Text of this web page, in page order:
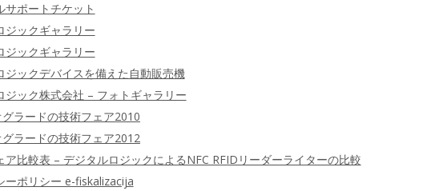
サポートチケット
ジックギャラリー
ジックギャラリー
ジックデバイスを備えた自動販売機
ジック株式会社 – フォトギャラリー
ラードの技術フェア2010
ラードの技術フェア2012
ア比較表 – デジタルロジックによるNFC RFIDリーダーライターの比較
ーポリシー e-fiskalizacija